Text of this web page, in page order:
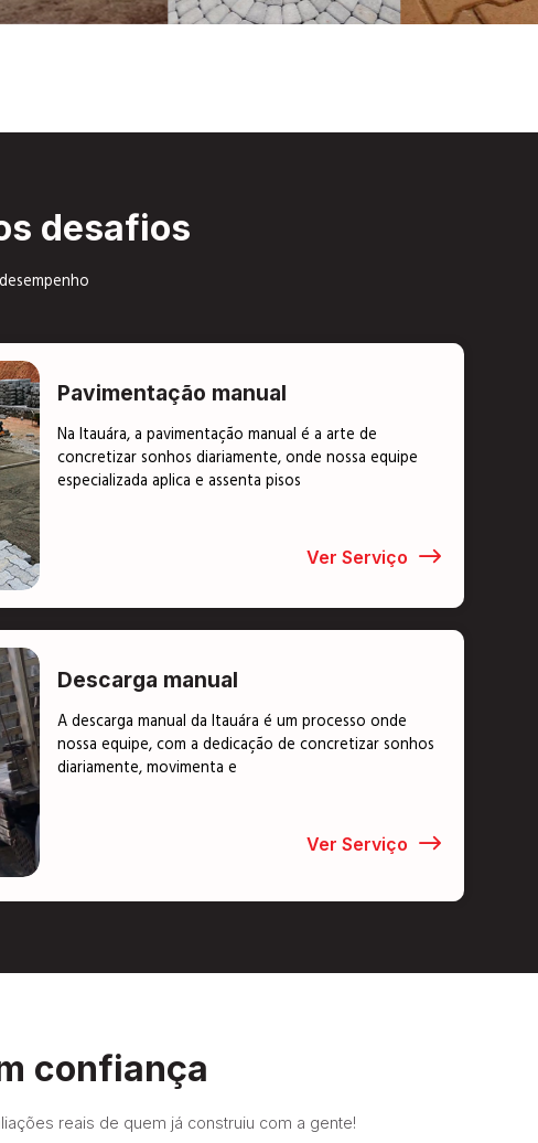
desafios
Pavimentação manual
Na Itauára, a pavimentação manual é a arte de
concretizar sonhos diariamente, onde nossa equipe
especializada aplica e assenta pisos
Ver Serviço
Descarga manual
A descarga manual da Itauára é um processo onde
nossa equipe, com a dedicação de concretizar sonhos
diariamente, movimenta e
Ver Serviço
confiança
reais de quem já construiu com a gente!